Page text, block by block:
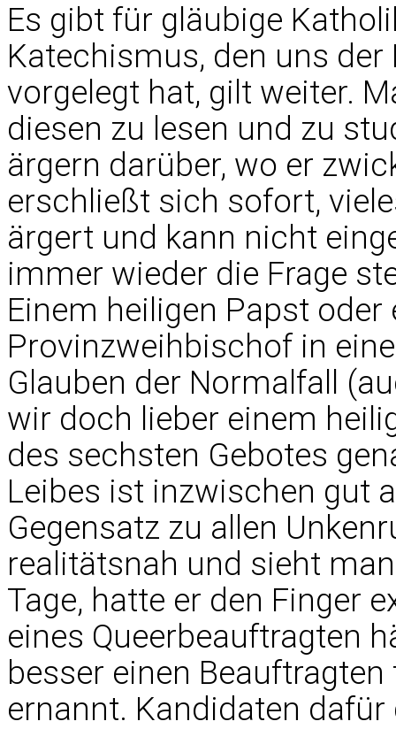
Es gibt für gläubige
Katechismus, den uns
vorgelegt hat, gilt weiter.
diesen zu lesen und zu
ärgern darüber, wo er
erschließt sich sofort,
ärgert und kann nicht
immer wieder die Frage
Einem heiligen Papst
Provinzweihbischof in
Glauben der Normalfall
wir doch lieber einem
des sechsten Gebotes
Leibes ist inzwischen gut
Gegensatz zu allen
realitätsnah und sieht
Tage, hatte er den Finger
eines Queerbeauftragten
besser einen
ernannt. Kandidaten dafür